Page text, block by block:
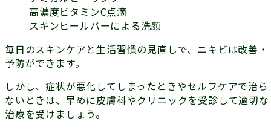
高濃度ビタミンC点滴
スキンピールバーによる洗顔
毎日のスキンケアと生活習慣の見直しで、ニキビは改善・
予防ができます。
しかし、症状が悪化してしまったときやセルフケアで治ら
ないときは、早めに皮膚科やクリニックを受診して適切な
治療を受けましょう。